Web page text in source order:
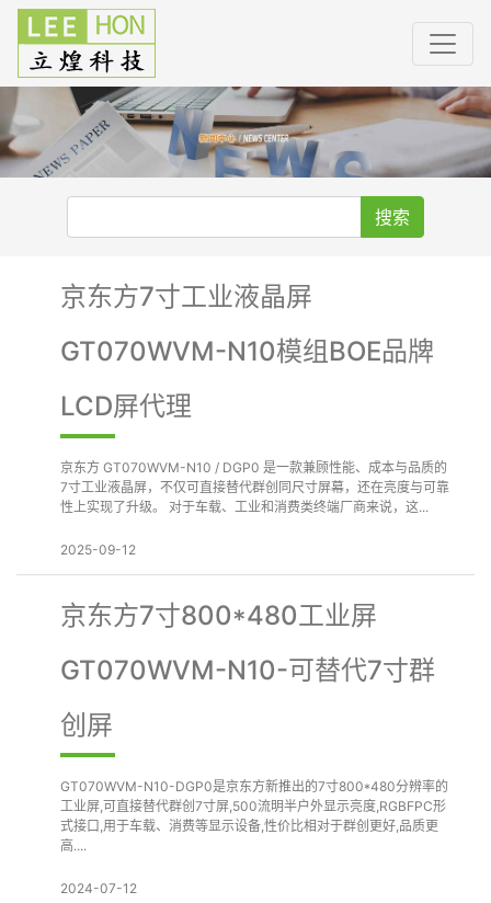
搜索
京东方7寸工业液晶屏
GT070WVM-N10模组BOE品牌
LCD屏代理
京东方 GT070WVM-N10 / DGP0 是一款兼顾性能、成本与品质的
7寸工业液晶屏，不仅可直接替代群创同尺寸屏幕，还在亮度与可靠
性上实现了升级。 对于车载、工业和消费类终端厂商来说，这...
2025-09-12
京东方7寸800*480工业屏
GT070WVM-N10-可替代7寸群
创屏
GT070WVM-N10-DGP0是京东方新推出的7寸800*480分辨率的
工业屏,可直接替代群创7寸屏,500流明半户外显示亮度,RGBFPC形
式接口,用于车载、消费等显示设备,性价比相对于群创更好,品质更
高....
2024-07-12